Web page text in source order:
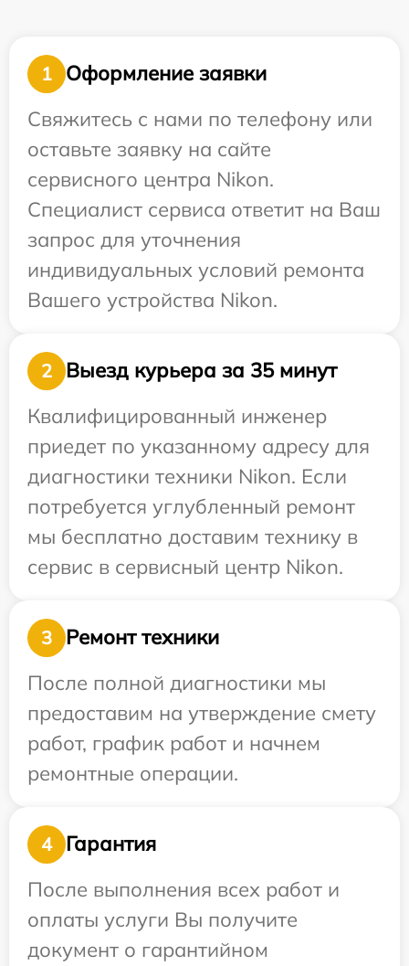
1
Оформление заявки
Свяжитесь с нами по телефону или
оставьте заявку на сайте
сервисного центра Nikon.
Специалист сервиса ответит на Ваш
запрос для уточнения
индивидуальных условий ремонта
Вашего устройства Nikon.
2
Выезд курьера за 35 минут
Квалифицированный инженер
приедет по указанному адресу для
диагностики техники Nikon. Если
потребуется углубленный ремонт
мы бесплатно доставим технику в
сервис в сервисный центр Nikon.
3
Ремонт техники
После полной диагностики мы
предоставим на утверждение смету
работ, график работ и начнем
ремонтные операции.
4
Гарантия
После выполнения всех работ и
оплаты услуги Вы получите
документ о гарантийном